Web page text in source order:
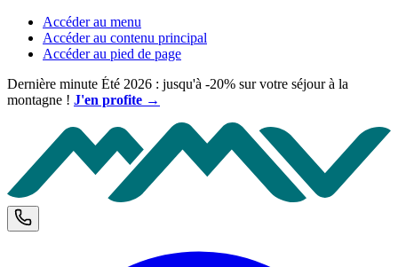
Accéder au menu
Accéder au contenu principal
Accéder au pied de page
Dernière minute Été 2026 : jusqu'à -20% sur votre séjour à la
montagne ! J'en profite →
Téléphone et horaires d'ouverture